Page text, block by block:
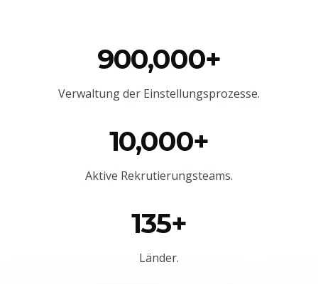
900,000+
Verwaltung der Einstellungsprozesse.
10,000+
Aktive Rekrutierungsteams.
135+
Länder.